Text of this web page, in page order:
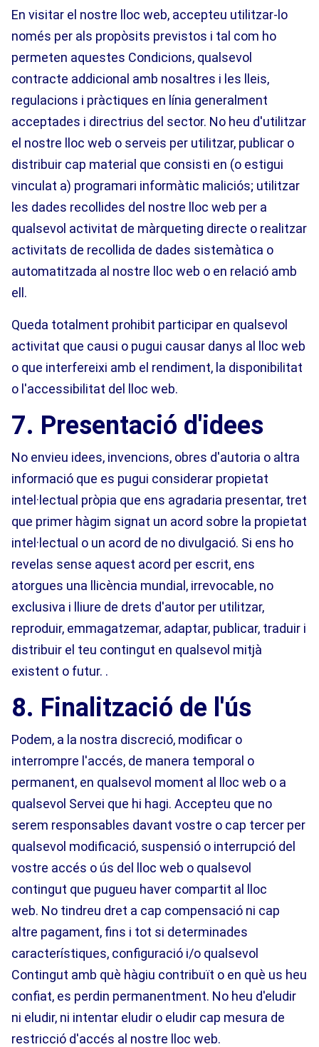
En visitar el nostre lloc web, accepteu utilitzar-lo
només per als propòsits previstos i tal com ho
permeten aquestes Condicions, qualsevol
contracte addicional amb nosaltres i les lleis,
regulacions i pràctiques en línia generalment
acceptades i directrius del sector. No heu d'utilitzar
el nostre lloc web o serveis per utilitzar, publicar o
distribuir cap material que consisti en (o estigui
vinculat a) programari informàtic maliciós; utilitzar
les dades recollides del nostre lloc web per a
qualsevol activitat de màrqueting directe o realitzar
activitats de recollida de dades sistemàtica o
automatitzada al nostre lloc web o en relació amb
ell.
Queda totalment prohibit participar en qualsevol
activitat que causi o pugui causar danys al lloc web
o que interfereixi amb el rendiment, la disponibilitat
o l'accessibilitat del lloc web.
7. Presentació d'idees
No envieu idees, invencions, obres d'autoria o altra
informació que es pugui considerar propietat
intel·lectual pròpia que ens agradaria presentar, tret
que primer hàgim signat un acord sobre la propietat
intel·lectual o un acord de no divulgació. Si ens ho
revelas sense aquest acord per escrit, ens
atorgues una llicència mundial, irrevocable, no
exclusiva i lliure de drets d'autor per utilitzar,
reproduir, emmagatzemar, adaptar, publicar, traduir i
distribuir el teu contingut en qualsevol mitjà
existent o futur. .
8. Finalització de l'ús
Podem, a la nostra discreció, modificar o
interrompre l'accés, de manera temporal o
permanent, en qualsevol moment al lloc web o a
qualsevol Servei que hi hagi. Accepteu que no
serem responsables davant vostre o cap tercer per
qualsevol modificació, suspensió o interrupció del
vostre accés o ús del lloc web o qualsevol
contingut que pugueu haver compartit al lloc
web. No tindreu dret a cap compensació ni cap
altre pagament, fins i tot si determinades
característiques, configuració i/o qualsevol
Contingut amb què hàgiu contribuït o en què us heu
confiat, es perdin permanentment. No heu d'eludir
ni eludir, ni intentar eludir o eludir cap mesura de
restricció d'accés al nostre lloc web.